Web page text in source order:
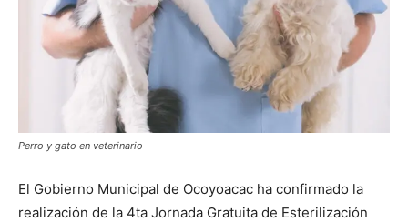
Perro y gato en veterinario
El Gobierno Municipal de Ocoyoacac ha confirmado la
realización de la 4ta Jornada Gratuita de Esterilización